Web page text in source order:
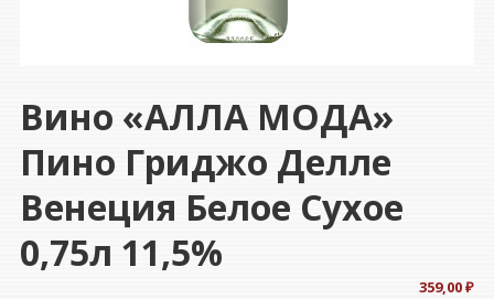
Вино «АЛЛА МОДА»
Пино Гриджо Делле
Венеция Белое Сухое
0,75л 11,5%
359,00₽